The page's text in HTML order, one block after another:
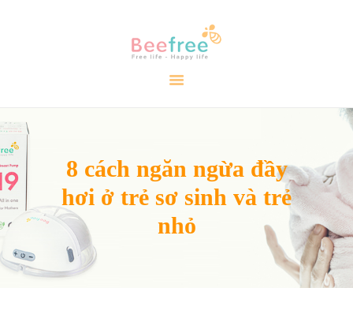
8 cách ngăn ngừa đầy
hơi ở trẻ sơ sinh và trẻ
nhỏ
TRANG CHỦ
ĐẠI LÝ
LIÊN HỆ
VIDEO